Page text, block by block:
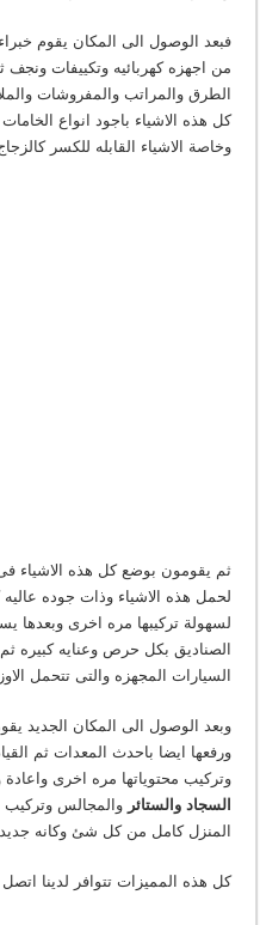
فبعد الوصول الى المكان يقوم
من اجهزه كهربائيه وتكييفات
الطرق والمراتب والمفروشات
كل هذه الاشياء باجود انواع
وخاصة الاشياء القابله للكسر
ثم يقومون بوضع كل هذه الاشياء
لحمل هذه الاشياء وذات جوده
لسهولة تركيبها مره اخرى وبعدها
الصناديق بكل حرص وعنايه كبيره
السيارات المجهزه والتى تتحمل
وبعد الوصول الى المكان الجديد
ورفعها ايضا باحدث المعدات ثم
وتركيب محتوياتها مره اخرى
السجاد والستائر والمجالس وتركيب
المنزل كامل من كل شئ وكانه جديد
كل هذه المميزات تتوافر لدينا اتصل الان